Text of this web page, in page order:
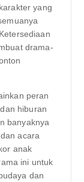
yang
drama-
peran
hiburan
banyaknya
acara
anak
ini untuk
dan